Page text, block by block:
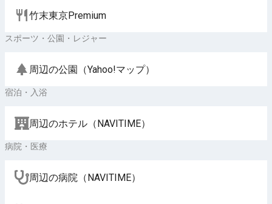
竹末東京Premium
スポーツ・公園・レジャー
周辺の公園（Yahoo!マップ）
宿泊・入浴
周辺のホテル（NAVITIME）
病院・医療
周辺の病院（NAVITIME）